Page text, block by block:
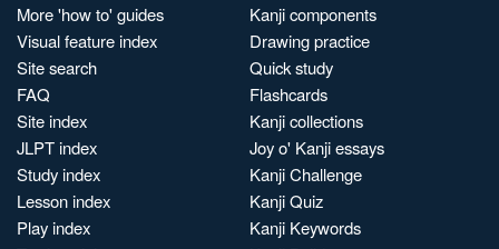
More 'how to' guides
Visual feature index
Site search
FAQ
Site index
JLPT index
Study index
Lesson index
Play index
Kanji components
Drawing practice
Quick study
Flashcards
Kanji collections
Joy o' Kanji essays
Kanji Challenge
Kanji Quiz
Kanji Keywords